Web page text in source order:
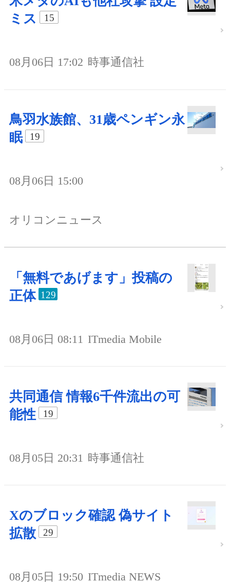
ミス
15
08月06日 17:02 時事通信社
鳥羽水族館、31歳ペンギン永
眠
19
08月06日 15:00
オリコンニュース
「無料であげます」投稿の
正体 129
08月06日 08:11 ITmedia Mobile
共同通信 情報6千件流出の可
能性
19
08月05日 20:31 時事通信社
Xのブロック確認 偽サイト
拡散
29
08月05日 19:50 ITmedia NEWS